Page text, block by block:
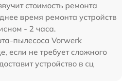
стоимость ремонта
время ремонта устройств
- 2 часа.
пылесоса Vorwerk
если не требует сложного
устройство в сц